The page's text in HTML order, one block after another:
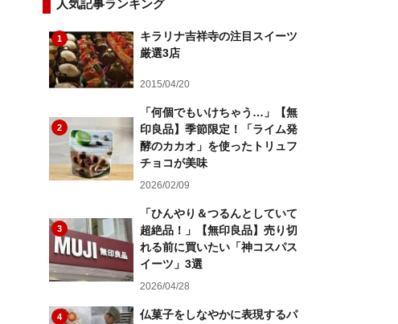
人気記事ランキング
1
キラリナ吉祥寺の注目スイーツ
厳選3店
2015/04/20
2
「何個でもいけちゃう…」【無
印良品】季節限定！「ライム発
酵のカカオ」を使ったトリュフ
チョコが美味
2026/02/09
3
「ひんやり＆つるんとしていて
超絶品！」【無印良品】売り切
れる前に買いたい「神コスパス
イーツ」3選
2026/04/28
4
仏菓子をしなやかに表現するパ